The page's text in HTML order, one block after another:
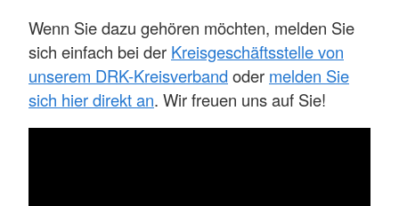
Wenn Sie dazu gehören möchten, melden Sie
sich einfach bei der Kreisgeschäftsstelle von
unserem DRK-Kreisverband oder melden Sie
sich hier direkt an. Wir freuen uns auf Sie!